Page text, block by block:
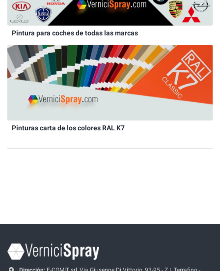
Pintura para coches de todas las marcas
Pinturas carta de los colores RAL K7